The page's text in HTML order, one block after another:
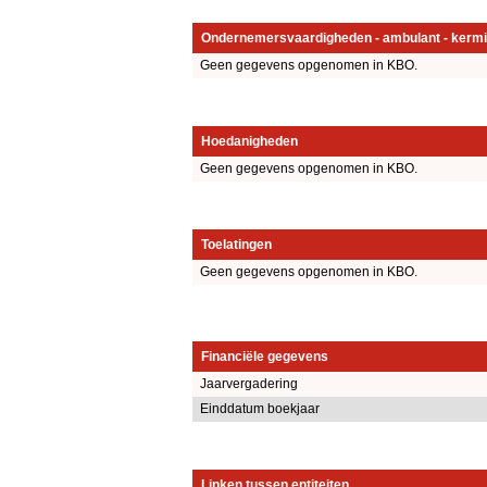
Ondernemersvaardigheden - ambulant -
Geen gegevens opgenomen in KBO.
Hoedanigheden
Geen gegevens opgenomen in KBO.
Toelatingen
Geen gegevens opgenomen in KBO.
Financiële gegevens
Jaarvergadering
Einddatum boekjaar